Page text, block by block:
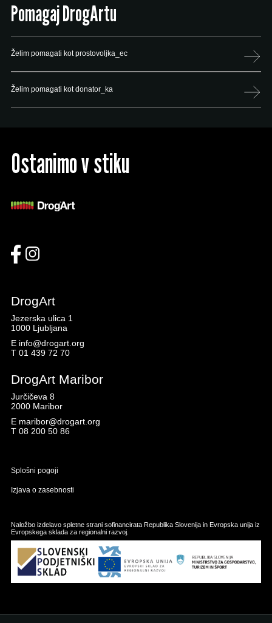
Pomagaj DrogArtu
Želim pomagati kot prostovoljka_ec
Želim pomagati kot donator_ka
Ostanimo v stiku
DrogArt
Jezerska ulica 1
1000 Ljubljana
E info@drogart.org
T 01 439 72 70
DrogArt Maribor
Jurčičeva 8
2000 Maribor
E maribor@drogart.org
T 08 200 50 86
Splošni pogoji
Izjava o zasebnosti
Naložbo izdelavo spletne strani sofinancirata Republika Slovenija in Evropska unija iz
Evropskega sklada za regionalni razvoj.